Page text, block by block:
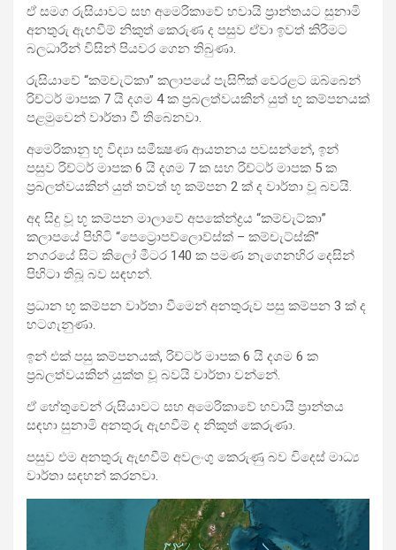
ඒ සමග රුසියාවට සහ අමෙරිකාවේ හවායි ප්‍රාන්තයට සුනාමි
අනතුරු ඇඟවීම් නිකුත් කෙරුණ ද පසුව ඒවා ඉවත් කිරීමට
බලධාරීන් විසින් පියවර ගෙන තිබුණා.
රුසියාවේ “කම්චැට්කා” කලාපයේ පැසිෆික් වෙරළට ඔබ්බෙන්
රිච්ටර් මාපක 7 යි දශම 4 ක ප්‍රබලත්වයකින් යුත් භූ කම්පනයක්
පළමුවෙන් වාර්තා වී තිබෙනවා.
අමෙරිකානු භූ විද්‍යා සමීක්‍ෂණ ආයතනය පවසන්නේ, ඉන්
පසුව රිච්ටර් මාපක 6 යි දශම 7 ක සහ රිච්ටර් මාපක 5 ක
ප්‍රබලත්වයකින් යුත් තවත් භූ කම්පන 2 ක් ද වාර්තා වූ බවයි.
අද සිදු වූ භූ කම්පන මාලාවේ අපකේන්ද්‍රය “කම්චැට්කා”
කලාපයේ පිහිටි “පෙට්‍රොපව්ලොව්ස්ක් – කම්චැට්ස්කි”
නගරයේ සිට කිලෝ මීටර 140 ක පමණ නැගෙනහිර දෙසින්
පිහිටා තිබූ බව සඳහන්.
ප්‍රධාන භූ කම්පන වාර්තා වීමෙන් අනතුරුව පසු කම්පන 3 ක් ද
හටගැනුණා.
ඉන් එක් පසු කම්පනයක්, රිච්ටර් මාපක 6 යි දශම 6 ක
ප්‍රබලත්වයකින් යුක්ත වූ බවයි වාර්තා වන්නේ.
ඒ හේතුවෙන් රුසියාවට සහ අමෙරිකාවේ හවායි ප්‍රාන්තය
සඳහා සුනාමි අනතුරු ඇඟවීම් ද නිකුත් කෙරුණා.
පසුව එම අනතුරු ඇඟවීම් අවලංගු කෙරුණු බව විදෙස් මාධ්‍ය
වාර්තා සඳහන් කරනවා.